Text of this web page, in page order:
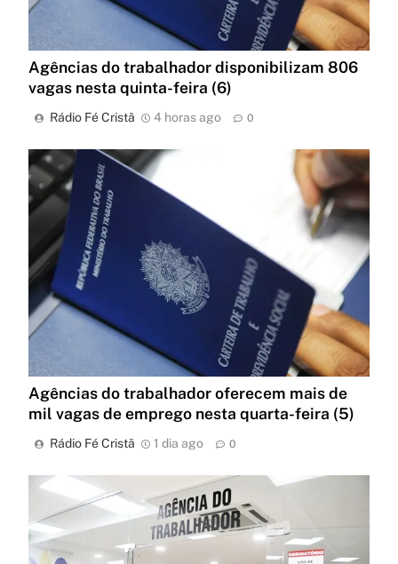
Agências do trabalhador disponibilizam 806
vagas nesta quinta-feira (6)
Rádio Fé Cristã 4 horas ago 0
Agências do trabalhador oferecem mais de
mil vagas de emprego nesta quarta-feira (5)
Rádio Fé Cristã 1 dia ago 0